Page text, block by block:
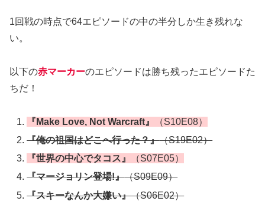
1回戦の時点で64エピソードの中の半分しか生き残れな
い。
以下の赤マーカーのエピソードは勝ち残ったエピソードた
ちだ！
『Make Love, NotWarcraft』
（S10E08）
『俺の祖国はどこへ行った？』（S19E02）
『世界の中心でタコス』
（S07E05）
『マージョリン登場!』（S09E09）
『スキーなんか大嫌い』（S06E02）